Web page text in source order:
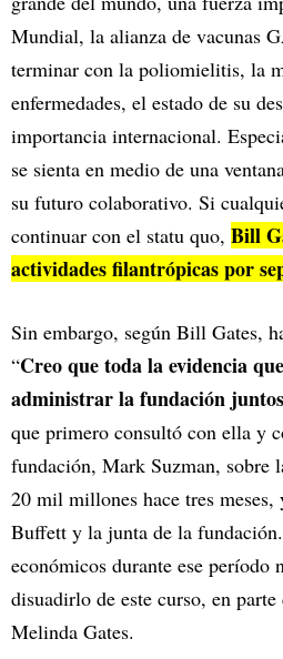
Mundial, la alianza de vacunas
terminar con la poliomielitis, la
enfermedades, el estado de su
importancia internacional.
se sienta en medio de una
su futuro colaborativo. Si
continuar con el statu quo, Bill
actividades filantrópicas por
Sin embargo, según Bill Gates,
“Creo que toda la evidencia
administrar la fundación
que primero consultó con ella y
fundación, Mark Suzman, sobre
20 mil millones hace tres
Buffett y la junta de la
económicos durante ese período
disuadirlo de este curso, en
Melinda Gates.